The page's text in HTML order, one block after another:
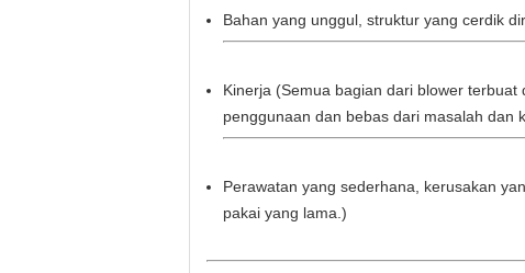
Bahan yang unggul, struktur yang cerdik
Kinerja (Semua bagian dari blower
penggunaan dan bebas dari masalah dan
Perawatan yang sederhana, kerusakan
pakai yang lama.)